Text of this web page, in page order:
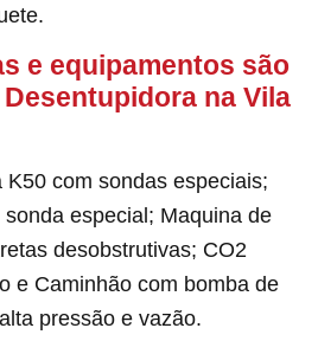
e equipamentos são
na Vila
com sondas especiais;
especial; Maquina de
desobstrutivas; CO2
e Caminhão com bomba de
pressão e vazão.